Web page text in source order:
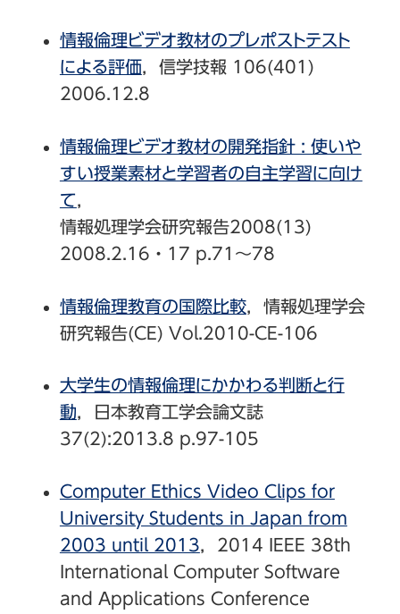
情報倫理ビデオ教材のプレポストテスト
による評価，信学技報 106(401)
2006.12.8
情報倫理ビデオ教材の開発指針 : 使いや
すい授業素材と学習者の自主学習に向け
て，
情報処理学会研究報告2008(13)
2008.2.16・17 p.71～78
情報倫理教育の国際比較，情報処理学会
研究報告(CE) Vol.2010-CE-106
大学生の情報倫理にかかわる判断と行
動，日本教育工学会論文誌
37(2):2013.8 p.97-105
Computer Ethics Video Clips for
University Students in Japan from
2003 until 2013，2014 IEEE 38th
International Computer Software
and Applications Conference